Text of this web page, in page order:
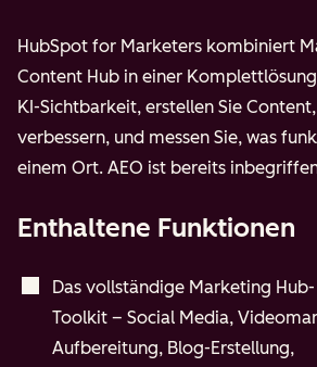
HubSpot for Marketers kombiniert
Content Hub in einer
KI-Sichtbarkeit, erstellen Sie
verbessern, und messen Sie, was
einem Ort. AEO ist bereits
Enthaltene Funktionen
Das vollständige Marketing
Toolkit – Social Media,
Aufbereitung, Blog-Erstellung,